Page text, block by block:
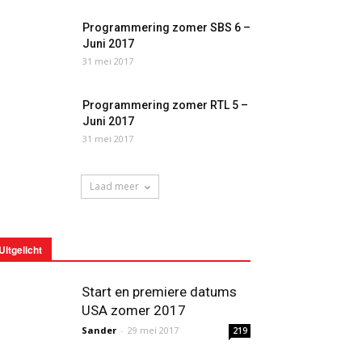
Programmering zomer SBS 6 –
Juni 2017
31 mei 2017
Programmering zomer RTL 5 –
Juni 2017
31 mei 2017
Laad meer
Uitgelicht
Start en premiere datums
USA zomer 2017
Sander - 29 mei 2017 219